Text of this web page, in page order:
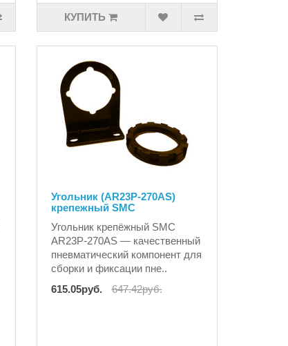
КУПИТЬ
Угольник (AR23P-270AS)
крепежный SMC
Угольник крепёжный SMC
AR23P-270AS — качественный
пневматический компонент для
сборки и фиксации пне..
615.05руб.
647.42руб.